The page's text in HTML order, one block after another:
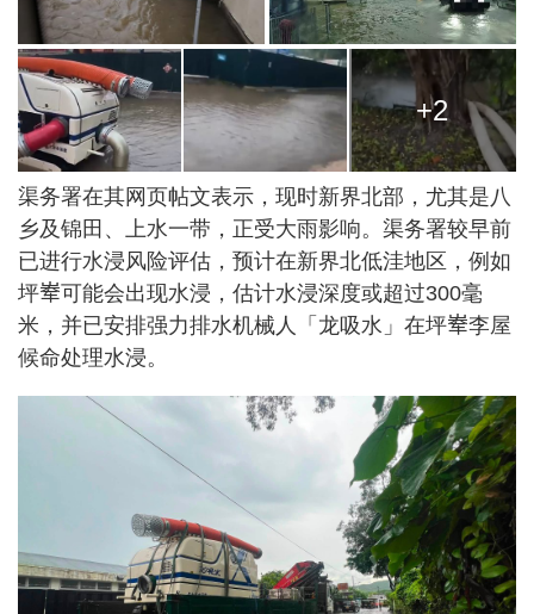
+2
渠务署在其网页帖文表示，现时新界北部，尤其是八
乡及锦田、上水一带，正受大雨影响。渠务署较早前
已进行水浸风险评估，预计在新界北低洼地区，例如
坪𪨶可能会出现水浸，估计水浸深度或超过300毫
米，并已安排强力排水机械人「龙吸水」在坪𪨶李屋
候命处理水浸。